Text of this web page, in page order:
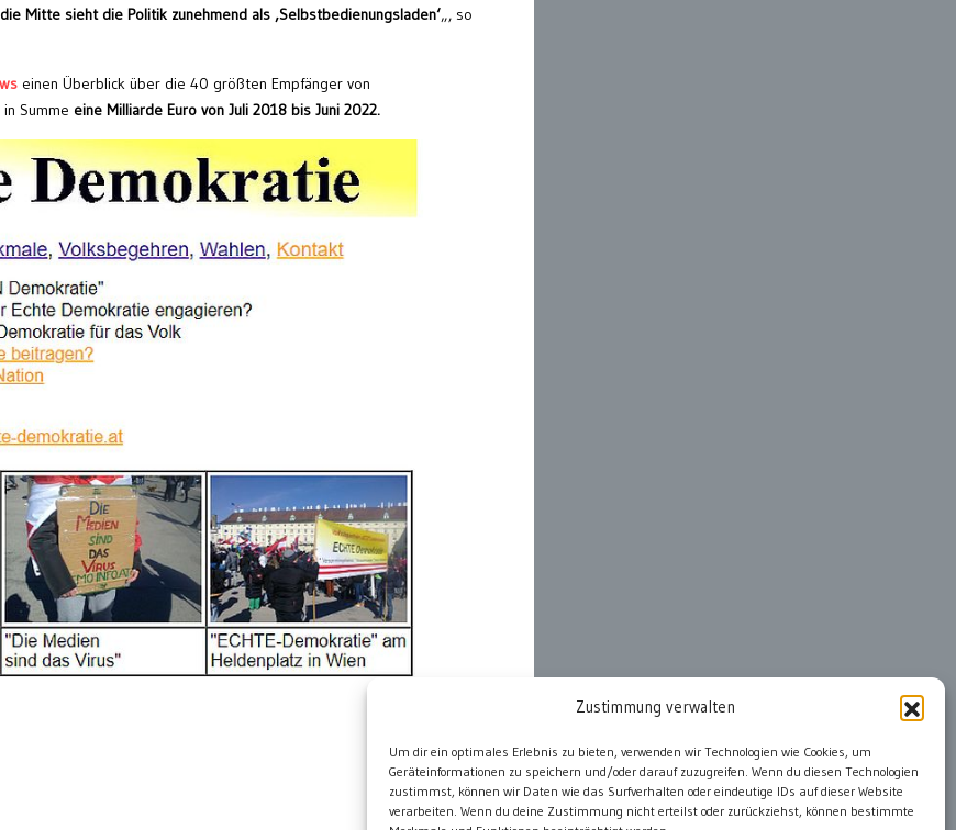
Zustimmung verwalten
Um dir ein optimales Erlebnis zu bieten, verwenden wir Technologien wie Cookies, um
Geräteinformationen zu speichern und/oder darauf zuzugreifen. Wenn du diesen Technologien
zustimmst, können wir Daten wie das Surfverhalten oder eindeutige IDs auf dieser Website
verarbeiten. Wenn du deine Zustimmung nicht erteilst oder zurückziehst, können bestimmte
Mitte sieht die Politik zunehmend als ‚Selbstbedienungsladen‘„, so
einen Überblick über die 40 größten Empfänger von
Summe eine Milliarde Euro von Juli 2018 bis Juni 2022.